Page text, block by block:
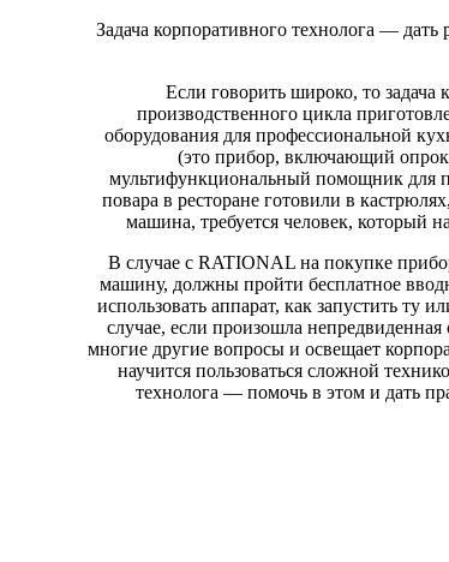
Задача корпоративного технолога —
Если говорить широко, то задача
производственного цикла
оборудования для профессиональной
(это прибор, включающий
мультифункциональный помощник для
повара в ресторане готовили в
машина, требуется человек, который
В случае с RATIONAL на покупке
машину, должны пройти бесплатное
использовать аппарат, как запустить ту
случае, если произошла
многие другие вопросы и освещает
научится пользоваться сложной
технолога — помочь в этом и дать